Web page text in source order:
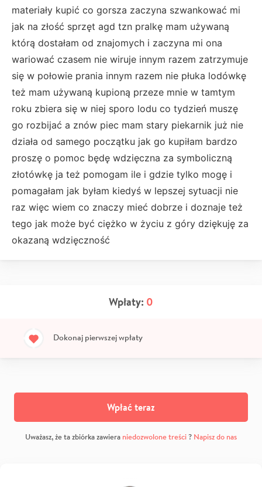
materiały kupić co gorsza zaczyna szwankować mi
jak na złość sprzęt agd tzn pralkę mam używaną
którą dostałam od znajomych i zaczyna mi ona
wariować czasem nie wiruje innym razem zatrzymuje
się w połowie prania innym razem nie płuka lodówkę
też mam używaną kupioną przeze mnie w tamtym
roku zbiera się w niej sporo lodu co tydzień muszę
go rozbijać a znów piec mam stary piekarnik już nie
działa od samego początku jak go kupiłam bardzo
proszę o pomoc będę wdzięczna za symboliczną
złotówkę ja też pomogam ile i gdzie tylko mogę i
pomagałam jak byłam kiedyś w lepszej sytuacji nie
raz więc wiem co znaczy mieć dobrze i doznaje też
tego jak może być ciężko w życiu z góry dziękuję za
okazaną wdzięczność
Wpłaty: 0
Dokonaj pierwszej wpłaty
Wpłać teraz
Uważasz, że ta zbiórka zawiera niedozwolone treści? Napisz do nas